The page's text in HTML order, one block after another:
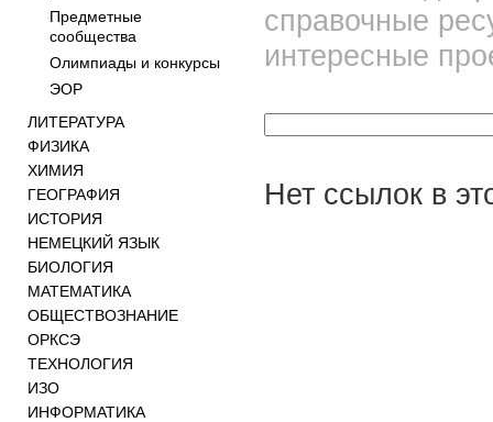
Предметные
сообщества
Олимпиады и конкурсы
ЭОР
ЛИТЕРАТУРА
ФИЗИКА
ХИМИЯ
ГЕОГРАФИЯ
ИСТОРИЯ
НЕМЕЦКИЙ ЯЗЫК
БИОЛОГИЯ
МАТЕМАТИКА
ОБЩЕСТВОЗНАНИЕ
ОРКСЭ
ТЕХНОЛОГИЯ
ИЗО
ИНФОРМАТИКА
справочные
интересные
Нет ссылок в